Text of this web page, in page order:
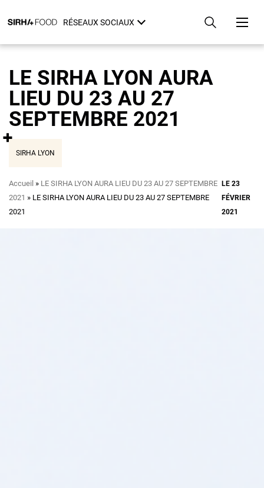
au
principal
RÉSEAUX SOCIAUX
LE SIRHA LYON AURA
LIEU DU 23 AU 27
SEPTEMBRE 2021
SIRHA LYON
Fil
d'Ariane
Accueil
LE SIRHA LYON AURA LIEU DU 23 AU 27 SEPTEMBRE
2021
LE SIRHA LYON AURA LIEU DU 23 AU 27 SEPTEMBRE
2021
LE 23
FÉVRIER
2021